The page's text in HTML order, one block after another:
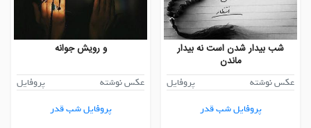
شب بیدار شدن است نه بیدار
ماندن
عکس نوشته
پروفایل
پروفایل شب قدر
و رویش جوانه
عکس نوشته
پروفایل
پروفایل شب قدر